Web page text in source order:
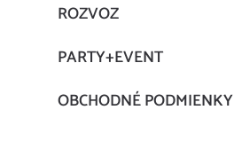
ROZVOZ
PARTY+EVENT
OBCHODNÉ PODMIENKY